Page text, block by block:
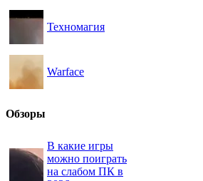
Техномагия
Warface
Обзоры
В какие игры
можно поиграть
на слабом ПК в